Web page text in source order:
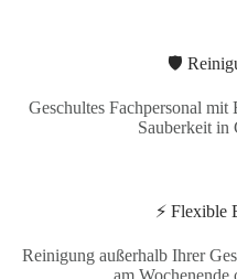
🛡️
Geschultes Fachpersonal
Sauberkeit in
⚡ Flexible
Reinigung außerhalb Ihrer